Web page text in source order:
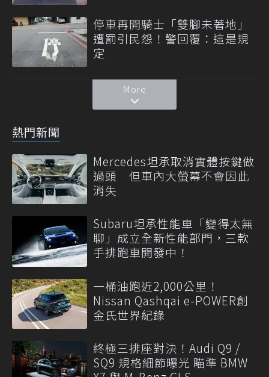
停車再開騎士「雙腳未著地」
遭罰引民怨！警回覆：這是規
定
More
熱門新聞
Mercedes坦承取消實體按鍵做
過頭 但車內大螢幕不會因此
消失
Subaru坦承性能車「變得太無
聊」成立全新性能部門，三款
手排跑車開發中！
一桶油跑近2,000公里！
Nissan Qashqai e-POWER創
金氏世界紀錄
終極三排座對決！Audi Q9 /
SQ9 規格細節曝光 瞄準 BMW